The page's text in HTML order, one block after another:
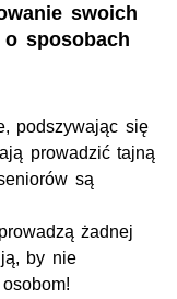
swoich
sposobach
podszywając się
prowadzić tajną
są
żadnej
by nie